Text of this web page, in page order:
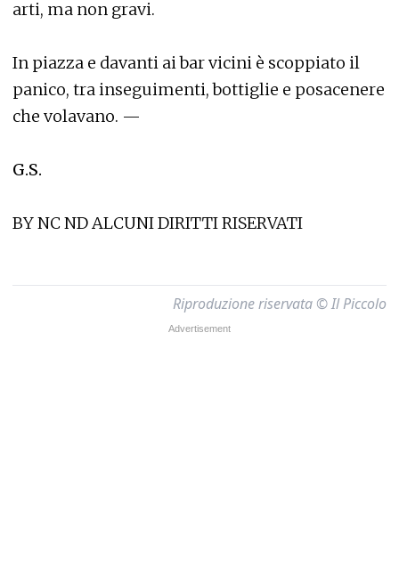
arti, ma non gravi.
In piazza e davanti ai bar vicini è scoppiato il
panico, tra inseguimenti, bottiglie e posacenere
che volavano. —
G.S.
BY NC ND ALCUNI DIRITTI RISERVATI
Riproduzione riservata © Il Piccolo